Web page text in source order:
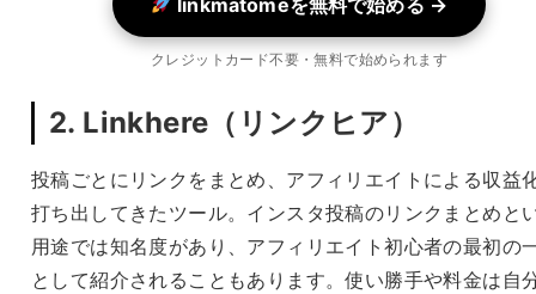
クレジットカード不要・無料で始められます
2. Linkhere（リンクヒア）
投稿ごとにリンクをまとめ、アフィリエイトによる収益
打ち出してきたツール。インスタ投稿のリンクまとめと
用途では知名度があり、アフィリエイト初心者の最初の
として紹介されることもあります。使い勝手や料金は自